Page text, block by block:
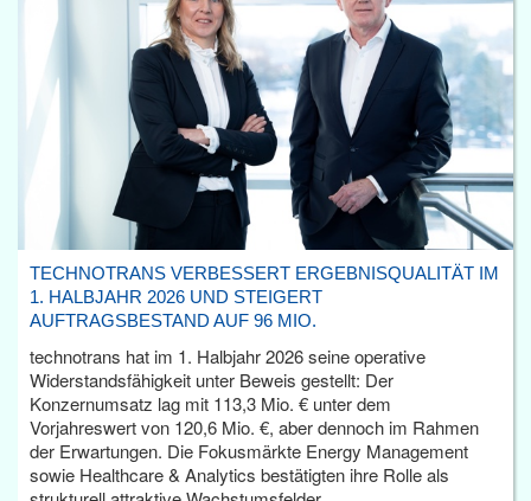
TECHNOTRANS VERBESSERT ERGEBNISQUALITÄT IM
1. HALBJAHR 2026 UND STEIGERT
AUFTRAGSBESTAND AUF 96 MIO.
technotrans hat im 1. Halbjahr 2026 seine operative
Widerstandsfähigkeit unter Beweis gestellt: Der
Konzernumsatz lag mit 113,3 Mio. € unter dem
Vorjahreswert von 120,6 Mio. €, aber dennoch im Rahmen
der Erwartungen. Die Fokusmärkte Energy Management
sowie Healthcare & Analytics bestätigten ihre Rolle als